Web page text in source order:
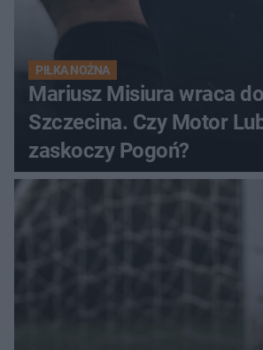
PIŁKA NOŻNA
Mariusz Misiura wraca do
Szczecina. Czy Motor
zaskoczy Pogoń?